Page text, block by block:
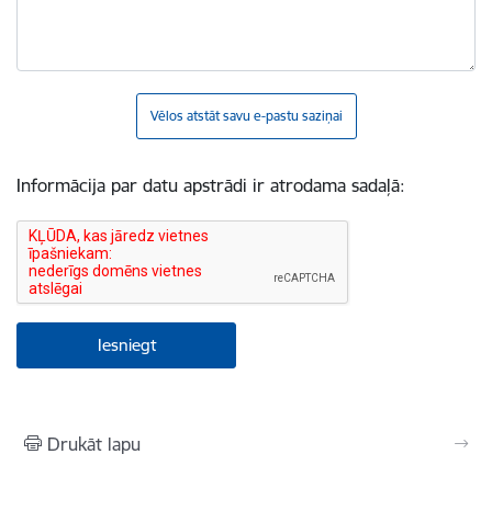
Vēlos atstāt savu e-pastu saziņai
Informācija par datu apstrādi ir atrodama sadaļā:
Drukāt lapu